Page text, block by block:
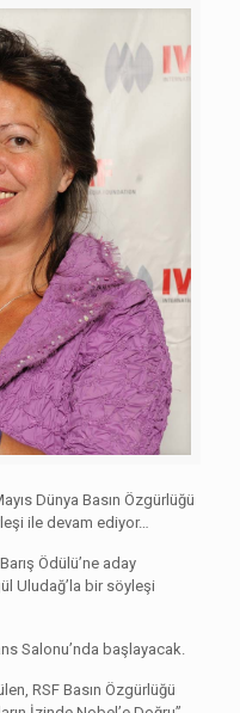
Dünya Basın Özgürlüğü
ile devam ediyor…
Ödülü’ne aday
Uludağ’la bir söyleşi
Salonu’nda başlayacak.
RSF Basın Özgürlüğü